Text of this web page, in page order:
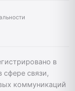
в
сфере связи,
коммуникаций